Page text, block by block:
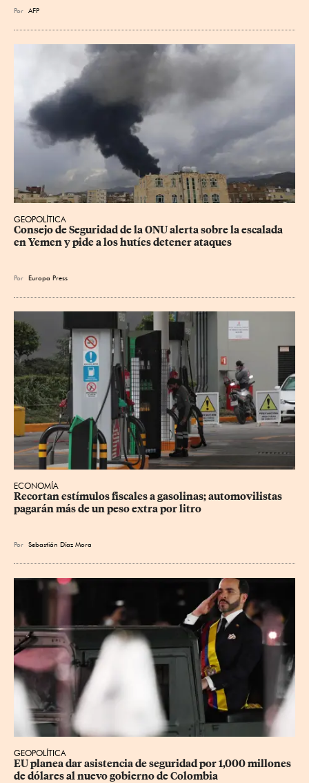
Por AFP
GEOPOLÍTICA
Consejo de Seguridad de la ONU alerta sobre la escalada
en Yemen y pide a los hutíes detener ataques
Por Europa Press
ECONOMÍA
Recortan estímulos fiscales a gasolinas; automovilistas
pagarán más de un peso extra por litro
Por Sebastián Díaz Mora
GEOPOLÍTICA
EU planea dar asistencia de seguridad por 1,000 millones
de dólares al nuevo gobierno de Colombia